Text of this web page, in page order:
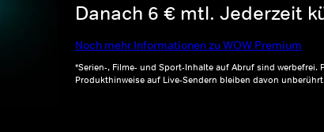
Danach 6 € mtl. Jederzeit
Noch mehr Informationen zu WOW Premium
*Serien-, Filme- und Sport-Inhalte auf Abruf sind werbefrei.
Produkthinweise auf Live-Sendern bleiben davon